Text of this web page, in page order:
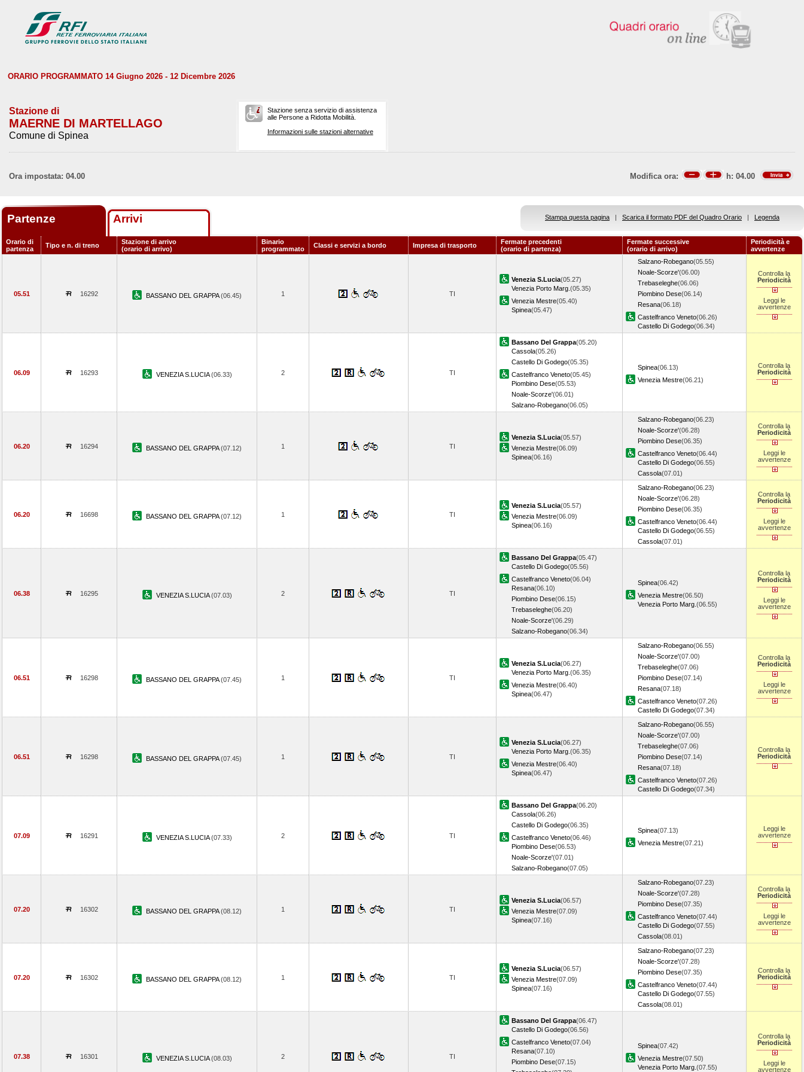
ORARIO PROGRAMMATO 14 Giugno 2026 - 12 Dicembre 2026
Stazione di
MAERNE DI MARTELLAGO
Comune di Spinea
Stazione senza servizio di assistenza
alle Persone a Ridotta Mobilità.
Informazioni sulle stazioni alternative
Ora impostata: 04.00 Modifica ora: h: 04.00
Partenze Arrivi Stampa questa pagina | Scarica il formato PDF del Quadro Orario | Legenda
Orario di
partenza
Tipo e n. di treno
Stazione di arrivo
(orario di arrivo)
Binario
programmato
Classi e servizi a bordo Impresa di trasporto
Fermate precedenti
(orario di partenza)
Fermate successive
(orario di arrivo)
Periodicità e
avvertenze
05.51 16292 BASSANO DEL GRAPPA(06.45) 1 TI
Venezia S.Lucia(05.27)
Venezia Porto Marg. (05.35)
Venezia Mestre(05.40)
Spinea(05.47)
Salzano-Robegano(05.55)
Noale-Scorze'(06.00)
Trebaseleghe(06.06)
Piombino Dese(06.14)
Resana(06.18)
Castelfranco Veneto(06.26)
Castello Di Godego(06.34)
Controlla la
Periodicità
Leggi le
avvertenze
06.09 16293 VENEZIA S.LUCIA(06.33) 2 TI
Bassano Del Grappa(05.20)
Cassola(05.26)
Castello Di Godego(05.35)
Castelfranco Veneto(05.45)
Piombino Dese(05.53)
Noale-Scorze'(06.01)
Salzano-Robegano(06.05)
Spinea(06.13)
Venezia Mestre(06.21)
Controlla la
Periodicità
06.20 16294 BASSANO DEL GRAPPA(07.12) 1 TI
Venezia S.Lucia(05.57)
Venezia Mestre(06.09)
Spinea(06.16)
Salzano-Robegano(06.23)
Noale-Scorze'(06.28)
Piombino Dese(06.35)
Castelfranco Veneto(06.44)
Castello Di Godego(06.55)
Cassola(07.01)
Controlla la
Periodicità
Leggi le
avvertenze
06.20 16698 BASSANO DEL GRAPPA(07.12) 1 TI
Venezia S.Lucia(05.57)
Venezia Mestre(06.09)
Spinea(06.16)
Salzano-Robegano(06.23)
Noale-Scorze'(06.28)
Piombino Dese(06.35)
Castelfranco Veneto(06.44)
Castello Di Godego(06.55)
Cassola(07.01)
Controlla la
Periodicità
Leggi le
avvertenze
06.38 16295 VENEZIA S.LUCIA(07.03) 2 TI
Bassano Del Grappa(05.47)
Castello Di Godego(05.56)
Castelfranco Veneto(06.04)
Resana(06.10)
Piombino Dese(06.15)
Trebaseleghe(06.20)
Noale-Scorze'(06.29)
Salzano-Robegano(06.34)
Spinea(06.42)
Venezia Mestre(06.50)
Venezia Porto Marg. (06.55)
Controlla la
Periodicità
Leggi le
avvertenze
06.51 16298 BASSANO DEL GRAPPA(07.45) 1 TI
Venezia S.Lucia(06.27)
Venezia Porto Marg. (06.35)
Venezia Mestre(06.40)
Spinea(06.47)
Salzano-Robegano(06.55)
Noale-Scorze'(07.00)
Trebaseleghe(07.06)
Piombino Dese(07.14)
Resana(07.18)
Castelfranco Veneto(07.26)
Castello Di Godego(07.34)
Controlla la
Periodicità
Leggi le
avvertenze
06.51 16298 BASSANO DEL GRAPPA(07.45) 1 TI
Venezia S.Lucia(06.27)
Venezia Porto Marg. (06.35)
Venezia Mestre(06.40)
Spinea(06.47)
Salzano-Robegano(06.55)
Noale-Scorze'(07.00)
Trebaseleghe(07.06)
Piombino Dese(07.14)
Resana(07.18)
Castelfranco Veneto(07.26)
Castello Di Godego(07.34)
Controlla la
Periodicità
07.09 16291 VENEZIA S.LUCIA(07.33) 2 TI
Bassano Del Grappa(06.20)
Cassola(06.26)
Castello Di Godego(06.35)
Castelfranco Veneto(06.46)
Piombino Dese(06.53)
Noale-Scorze'(07.01)
Salzano-Robegano(07.05)
Spinea(07.13)
Venezia Mestre(07.21)
Leggi le
avvertenze
07.20 16302 BASSANO DEL GRAPPA(08.12) 1 TI
Venezia S.Lucia(06.57)
Venezia Mestre(07.09)
Spinea(07.16)
Salzano-Robegano(07.23)
Noale-Scorze'(07.28)
Piombino Dese(07.35)
Castelfranco Veneto(07.44)
Castello Di Godego(07.55)
Cassola(08.01)
Controlla la
Periodicità
Leggi le
avvertenze
07.20 16302 BASSANO DEL GRAPPA(08.12) 1 TI
Venezia S.Lucia(06.57)
Venezia Mestre(07.09)
Spinea(07.16)
Salzano-Robegano(07.23)
Noale-Scorze'(07.28)
Piombino Dese(07.35)
Castelfranco Veneto(07.44)
Castello Di Godego(07.55)
Cassola(08.01)
Controlla la
Periodicità
07.38 16301 VENEZIA S.LUCIA(08.03) 2 TI
Bassano Del Grappa(06.47)
Castello Di Godego(06.56)
Castelfranco Veneto(07.04)
Resana(07.10)
Piombino Dese(07.15)
Spinea(07.42)
Venezia Mestre(07.50)
Venezia Porto Marg. (07.55)
Controlla la
Periodicità
Leggi le
avvertenze